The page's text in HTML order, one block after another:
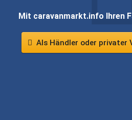
Mit caravanmarkt.info Ihren
Als Händler oder privater